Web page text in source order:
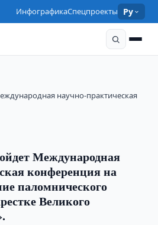
ИнфографикаСпецпроекты Ру
научно-практическая
Международная
конференция на
паломнического
Великого